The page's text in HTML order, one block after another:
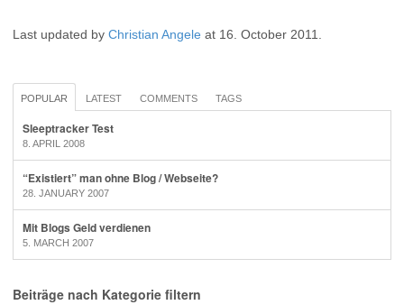
Last updated by Christian Angele at 16. October 2011.
POPULAR LATEST COMMENTS TAGS
Sleeptracker Test
8. APRIL 2008
“Existiert” man ohne Blog / Webseite?
28. JANUARY 2007
Mit Blogs Geld verdienen
5. MARCH 2007
Beiträge nach Kategorie filtern